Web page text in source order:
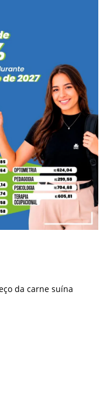
da carne suína